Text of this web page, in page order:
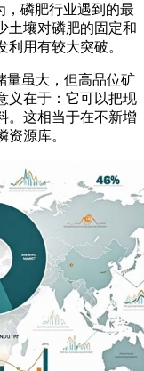
，磷肥行业遇到的最
土壤对磷肥的固定和
利用有较大突破。
量虽大，但高品位矿
义在于：它可以把现
。这相当于在不新增
资源库。